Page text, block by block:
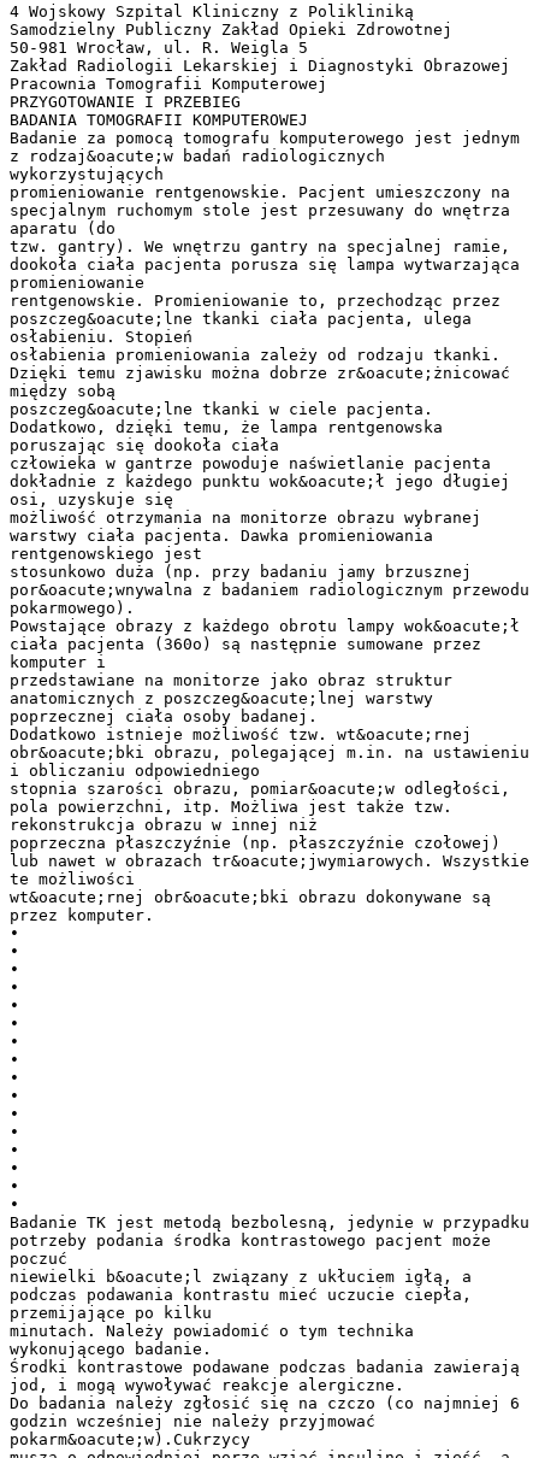
4 Wojskowy Szpital Kliniczny z Polikliniką
Samodzielny Publiczny Zakład Opieki Zdrowotnej
50-981 Wrocław, ul. R. Weigla 5
Zakład Radiologii Lekarskiej i Diagnostyki Obrazowej
Pracownia Tomografii Komputerowej
PRZYGOTOWANIE I PRZEBIEG
BADANIA TOMOGRAFII KOMPUTEROWEJ
Badanie za pomocą tomografu komputerowego jest jednym
z rodzaj&oacute;w badań radiologicznych
wykorzystujących
promieniowanie rentgenowskie. Pacjent umieszczony na
specjalnym ruchomym stole jest przesuwany do wnętrza
aparatu (do
tzw. gantry). We wnętrzu gantry na specjalnej ramie,
dookoła ciała pacjenta porusza się lampa wytwarzająca
promieniowanie
rentgenowskie. Promieniowanie to, przechodząc przez
poszczeg&oacute;lne tkanki ciała pacjenta, ulega
osłabieniu. Stopień
osłabienia promieniowania zależy od rodzaju tkanki.
Dzięki temu zjawisku można dobrze zr&oacute;żnicować
między sobą
poszczeg&oacute;lne tkanki w ciele pacjenta.
Dodatkowo, dzięki temu, że lampa rentgenowska
poruszając się dookoła ciała
człowieka w gantrze powoduje naświetlanie pacjenta
dokładnie z każdego punktu wok&oacute;ł jego długiej
osi, uzyskuje się
możliwość otrzymania na monitorze obrazu wybranej
warstwy ciała pacjenta. Dawka promieniowania
rentgenowskiego jest
stosunkowo duża (np. przy badaniu jamy brzusznej
por&oacute;wnywalna z badaniem radiologicznym przewodu
pokarmowego).
Powstające obrazy z każdego obrotu lampy wok&oacute;ł
ciała pacjenta (360o) są następnie sumowane przez
komputer i
przedstawiane na monitorze jako obraz struktur
anatomicznych z poszczeg&oacute;lnej warstwy
poprzecznej ciała osoby badanej.
Dodatkowo istnieje możliwość tzw. wt&oacute;rnej
obr&oacute;bki obrazu, polegającej m.in. na ustawieniu
i obliczaniu odpowiedniego
stopnia szarości obrazu, pomiar&oacute;w odległości,
pola powierzchni, itp. Możliwa jest także tzw.
rekonstrukcja obrazu w innej niż
poprzeczna płaszczyźnie (np. płaszczyźnie czołowej)
lub nawet w obrazach tr&oacute;jwymiarowych. Wszystkie
te możliwości
wt&oacute;rnej obr&oacute;bki obrazu dokonywane są
przez komputer.
•
•
•
•
•
•
•
•
•
•
•
•
•
•
•
•
Badanie TK jest metodą bezbolesną, jedynie w przypadku
potrzeby podania środka kontrastowego pacjent może
poczuć
niewielki b&oacute;l związany z ukłuciem igłą, a
podczas podawania kontrastu mieć uczucie ciepła,
przemijające po kilku
minutach. Należy powiadomić o tym technika
wykonującego badanie.
Środki kontrastowe podawane podczas badania zawierają
jod, i mogą wywoływać reakcje alergiczne.
Do badania należy zgłosić się na czczo (co najmniej 6
godzin wcześniej nie należy przyjmować
pokarm&oacute;w).Cukrzycy